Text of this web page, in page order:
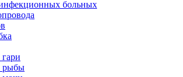
больных
рыбы